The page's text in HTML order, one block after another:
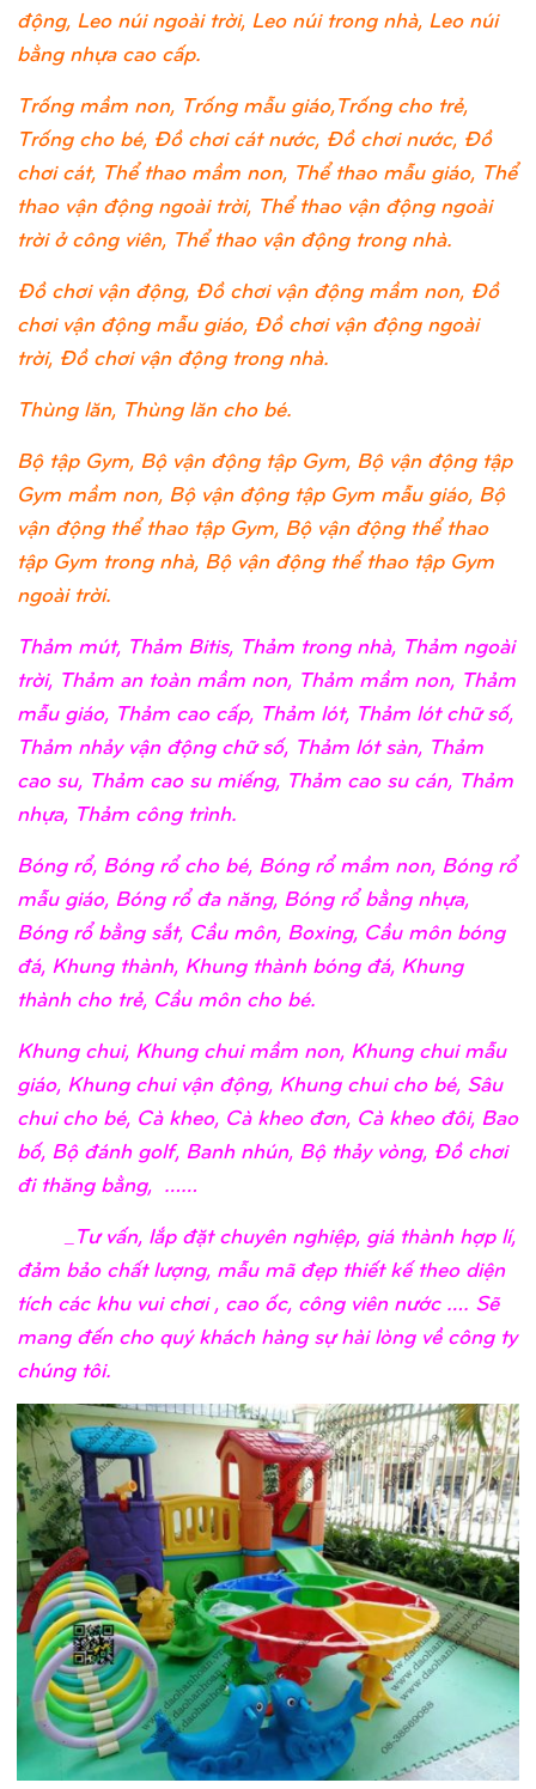
động, Leo núi ngoài trời, Leo núi trong nhà, Leo núi
bằng nhựa cao cấp.
Trống mầm non, Trống mẫu giáo,Trống cho trẻ,
Trống cho bé, Đồ chơi cát nước, Đồ chơi nước, Đồ
chơi cát, Thể thao mầm non, Thể thao mẫu giáo, Thể
thao vận động ngoài trời, Thể thao vận động ngoài
trời ở công viên, Thể thao vận động trong nhà.
Đồ chơi vận động, Đồ chơi vận động mầm non, Đồ
chơi vận động mẫu giáo, Đồ chơi vận động ngoài
trời, Đồ chơi vận động trong nhà.
Thùng lăn, Thùng lăn cho bé.
Bộ tập Gym, Bộ vận động tập Gym, Bộ vận động tập
Gym mầm non, Bộ vận động tập Gym mẫu giáo, Bộ
vận động thể thao tập Gym, Bộ vận động thể thao
tập Gym trong nhà, Bộ vận động thể thao tập Gym
ngoài trời.
Thảm mút, Thảm Bitis, Thảm trong nhà, Thảm ngoài
trời, Thảm an toàn mầm non, Thảm mầm non, Thảm
mẫu giáo, Thảm cao cấp, Thảm lót, Thảm lót chữ số,
Thảm nhảy vận động chữ số, Thảm lót sàn, Thảm
cao su, Thảm cao su miếng, Thảm cao su cán, Thảm
nhựa, Thảm công trình.
Bóng rổ, Bóng rổ cho bé, Bóng rổ mầm non, Bóng rổ
mẫu giáo, Bóng rổ đa năng, Bóng rổ bằng nhựa,
Bóng rổ bằng sắt, Cầu môn, Boxing, Cầu môn bóng
đá, Khung thành, Khung thành bóng đá, Khung
thành cho trẻ, Cầu môn cho bé.
Khung chui, Khung chui mầm non, Khung chui mẫu
giáo, Khung chui vận động, Khung chui cho bé, Sâu
chui cho bé, Cà kheo, Cà kheo đơn, Cà kheo đôi, Bao
bố, Bộ đánh golf, Banh nhún, Bộ thảy vòng, Đồ chơi
đi thăng bằng, ……
_Tư vấn, lắp đặt chuyên nghiệp, giá thành hợp lí,
đảm bảo chất lượng, mẫu mã đẹp thiết kế theo diện
tích các khu vui chơi , cao ốc, công viên nước …. Sẽ
mang đến cho quý khách hàng sự hài lòng về công ty
chúng tôi.